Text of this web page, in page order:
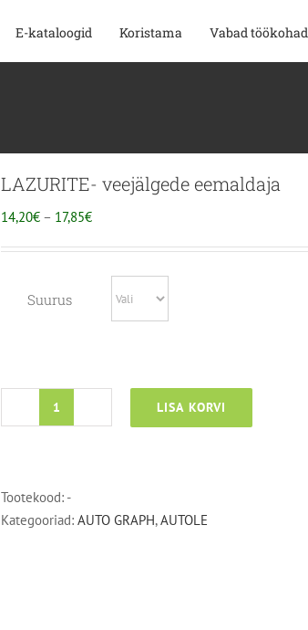
E-kataloogid Koristama Vabad töökohad
LAZURITE- veejälgede eemaldaja
14,20€ – 17,85€HINNAVAHEMIK:
Suurus
LAZURITE-
LISA KORVI
Tootekood: -
Kategooriad: AUTO GRAPH,AUTOLE